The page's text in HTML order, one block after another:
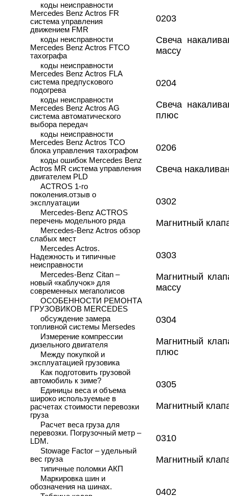
коды неисправности
Mercedes Benz Actros FR
система управления
движением FMR
коды неисправности
Mercedes Benz Actros FTCO
тахографа
коды неисправности
Mercedes Benz Actros FLA
система предпускового
подогрева
коды неисправности
Mercedes Benz Actros AG
система автоматического
выбора передач
коды неисправности
Mercedes Benz Actros TCO
блока управления тахографом
коды ошибок Mercedes Benz
Actros MR система управления
двигателем PLD
ACTROS 1-го
поколения.отзыв о
эксплуатации
Mercedes-Benz ACTROS
перечень модельного ряда
Mercedes-Benz Actros обзор
слабых мест
Mercedes Actros.
Надежность и типичные
неисправности
Mercedes-Benz Citan –
новый «каблучок» для
современных мегаполисов
ОСОБЕННОСТИ РЕМОНТА
ГРУЗОВИКОВ MERCEDES
обсуждение замера
топливной системы Mersedes
Измерение компрессии
дизельного двигателя
Между покупкой и
эксплуатацией грузовика
Как подготовить грузовой
автомобиль к зиме?
Единицы веса и объема
широко используемые в
расчетах стоимости перевозки
груза
Расчет веса груза для
перевозки. Погрузочный метр –
LDM.
Stowage Factor – удельный
вес груза
типичные поломки АКП
Маркировка шин и
обозначения на шинах.
0203
Свеча
массу
0204
Свеча
плюс
0206
Свеча
0302
Магнитный
0303
Магнитный
массу
0304
Магнитный
плюс
0305
Магнитный
0310
Магнитный
0402